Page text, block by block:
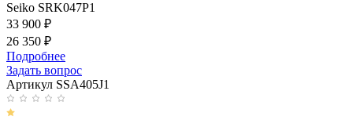
Seiko SRK047P1
33 900 ₽
26 350 ₽
Подробнее
Задать вопрос
Артикул SSA405J1